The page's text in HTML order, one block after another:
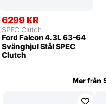
6299 KR
SPEC Clutch
Ford Falcon 4.3L 63-64
Svänghjul Stål SPEC
Clutch
Mer från